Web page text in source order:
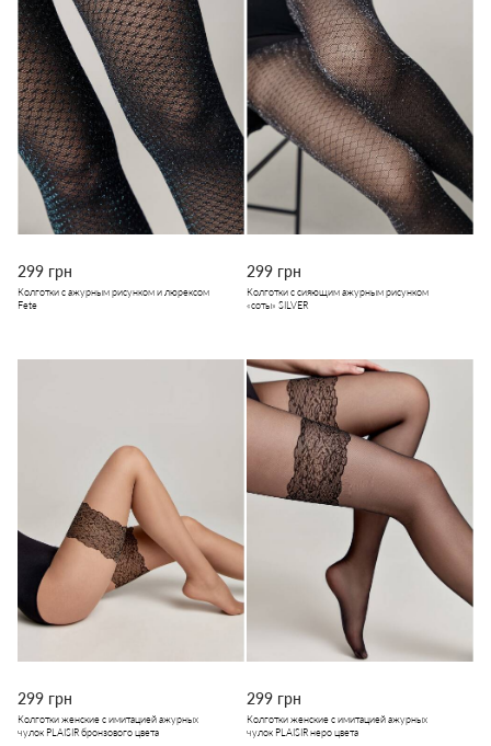
299 грн
Колготки с ажурным рисунком и люрексом
Fete
299 грн
Колготки с сияющим ажурным рисунком
«соты» SILVER
299 грн
Колготки женские с имитацией ажурных
чулок PLAISIR бронзового цвета
299 грн
Колготки женские с имитацией ажурных
чулок PLAISIR неро цвета